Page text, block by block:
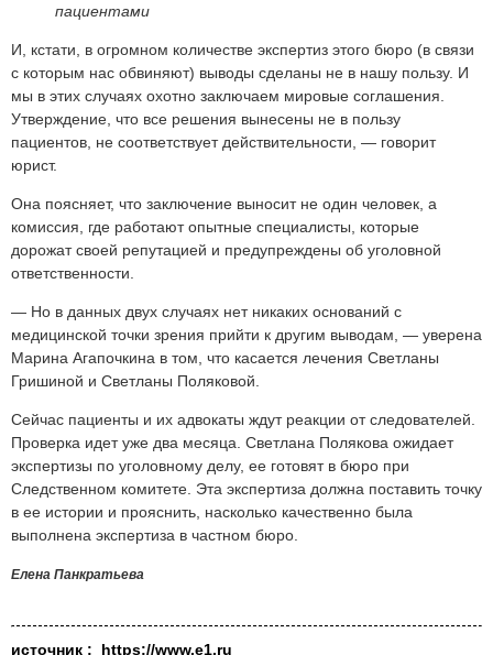
пациентами
И, кстати, в огромном количестве экспертиз этого бюро (в связи
с которым нас обвиняют) выводы сделаны не в нашу пользу. И
мы в этих случаях охотно заключаем мировые соглашения.
Утверждение, что все решения вынесены не в пользу
пациентов, не соответствует действительности, — говорит
юрист.
Она поясняет, что заключение выносит не один человек, а
комиссия, где работают опытные специалисты, которые
дорожат своей репутацией и предупреждены об уголовной
ответственности.
— Но в данных двух случаях нет никаких оснований с
медицинской точки зрения прийти к другим выводам, — уверена
Марина Агапочкина в том, что касается лечения Светланы
Гришиной и Светланы Поляковой.
Сейчас пациенты и их адвокаты ждут реакции от следователей.
Проверка идет уже два месяца. Светлана Полякова ожидает
экспертизы по уголовному делу, ее готовят в бюро при
Следственном комитете. Эта экспертиза должна поставить точку
в ее истории и прояснить, насколько качественно была
выполнена экспертиза в частном бюро.
Елена Панкратьева
источник : https://www.e1.ru